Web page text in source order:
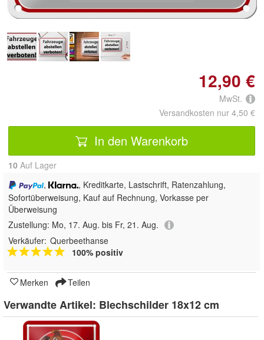
12,90 €
MwSt.
Versandkosten nur 4,50 €
In den Warenkorb
10 Auf Lager
,
, Kreditkarte, Lastschrift, Ratenzahlung,
Sofortüberweisung, Kauf auf Rechnung, Vorkasse per
Überweisung
Zustellung: Mo, 17. Aug. bis Fr, 21. Aug.
Verkäufer: Querbeethanse
100% positiv
Merken Teilen
Verwandte Artikel: Blechschilder 18x12 cm